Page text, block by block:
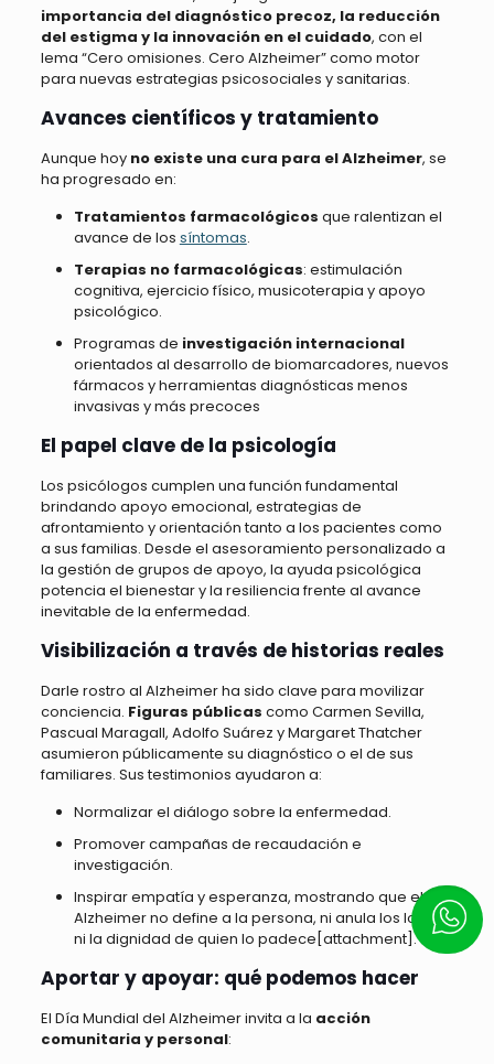
importancia del diagnóstico precoz, la reducción
del estigma y la innovación en el cuidado, con el
lema “Cero omisiones. Cero Alzheimer” como motor
para nuevas estrategias psicosociales y sanitarias.
Avances científicos y tratamiento
Aunque hoy no existe una cura para el Alzheimer, se
ha progresado en:
Tratamientos farmacológicos que ralentizan el
avance de los síntomas.
Terapias no farmacológicas: estimulación
cognitiva, ejercicio físico, musicoterapia y apoyo
psicológico.
Programas de investigación internacional
orientados al desarrollo de biomarcadores, nuevos
fármacos y herramientas diagnósticas menos
invasivas y más precoces
El papel clave de la psicología
Los psicólogos cumplen una función fundamental
brindando apoyo emocional, estrategias de
afrontamiento y orientación tanto a los pacientes como
a sus familias. Desde el asesoramiento personalizado a
la gestión de grupos de apoyo, la ayuda psicológica
potencia el bienestar y la resiliencia frente al avance
inevitable de la enfermedad.
Visibilización a través de historias reales
Darle rostro al Alzheimer ha sido clave para movilizar
conciencia. Figuras públicas como Carmen Sevilla,
Pascual Maragall, Adolfo Suárez y Margaret Thatcher
asumieron públicamente su diagnóstico o el de sus
familiares. Sus testimonios ayudaron a:
Normalizar el diálogo sobre la enfermedad.
Promover campañas de recaudación e
investigación.
Inspirar empatía y esperanza, mostrando que el
Alzheimer no define a la persona, ni anula los logros
ni la dignidad de quien lo padece[attachment].
Aportar y apoyar: qué podemos hacer
El Día Mundial del Alzheimer invita a la acción
comunitaria y personal: